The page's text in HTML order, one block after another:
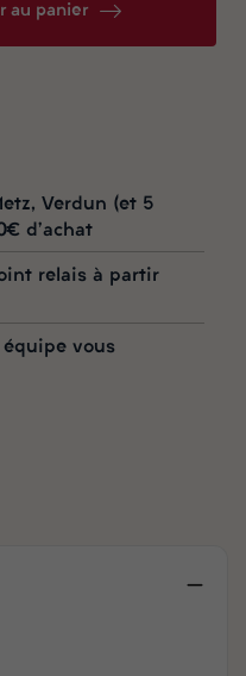
au panier
Verdun (et 5
d'achat
relais à partir
vous